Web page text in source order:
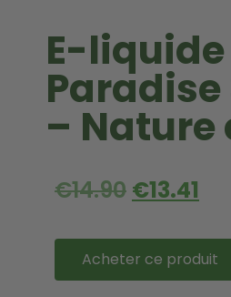
E-liquide
– Nature
€14.90 €13.41
Acheter ce produit